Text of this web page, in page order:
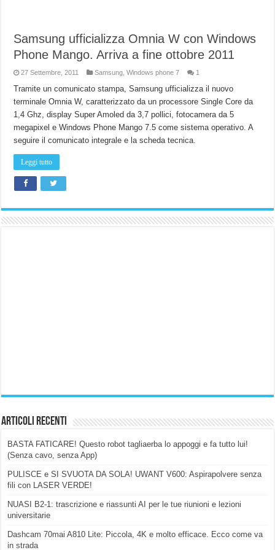
Samsung ufficializza Omnia W con Windows
Phone Mango. Arriva a fine ottobre 2011
27 Settembre, 2011 Samsung,Windows phone 7 1
Tramite un comunicato stampa, Samsung ufficializza il nuovo
terminale Omnia W, caratterizzato da un processore Single Core da
1,4 Ghz, display Super Amoled da 3,7 pollici, fotocamera da 5
megapixel e Windows Phone Mango 7.5 come sistema operativo. A
seguire il comunicato integrale e la scheda tecnica.
Leggi tutto
Articoli Recenti
BASTA FATICARE! Questo robot tagliaerba lo appoggi e fa tutto lui!
(Senza cavo, senza App)
PULISCE e SI SVUOTA DA SOLA! UWANT V600: Aspirapolvere senza
fili con LASER VERDE!
NUASI B2-1: trascrizione e riassunti AI per le tue riunioni e lezioni
universitarie
Dashcam 70mai A810 Lite: Piccola, 4K e molto efficace. Ecco come va
in strada